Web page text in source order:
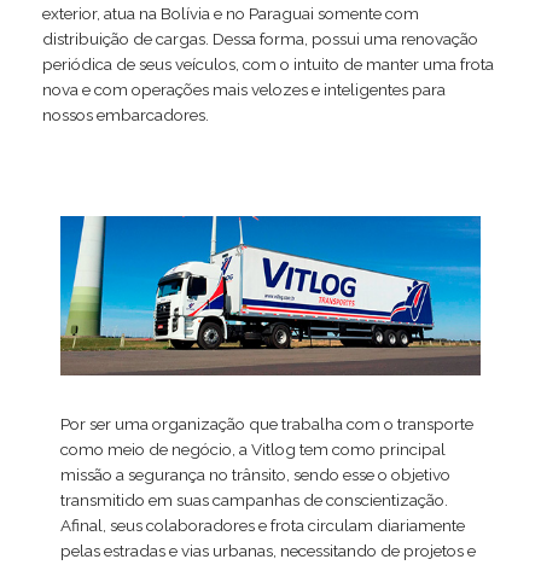
exterior, atua na Bolívia e no Paraguai somente com
distribuição de cargas. Dessa forma, possui uma renovação
periódica de seus veículos, com o intuito de manter uma frota
nova e com operações mais velozes e inteligentes para
nossos embarcadores.
Por ser uma organização que trabalha com o transporte
como meio de negócio, a Vitlog tem como principal
missão a segurança no trânsito, sendo esse o objetivo
transmitido em suas campanhas de conscientização.
Afinal, seus colaboradores e frota circulam diariamente
pelas estradas e vias urbanas, necessitando de projetos e